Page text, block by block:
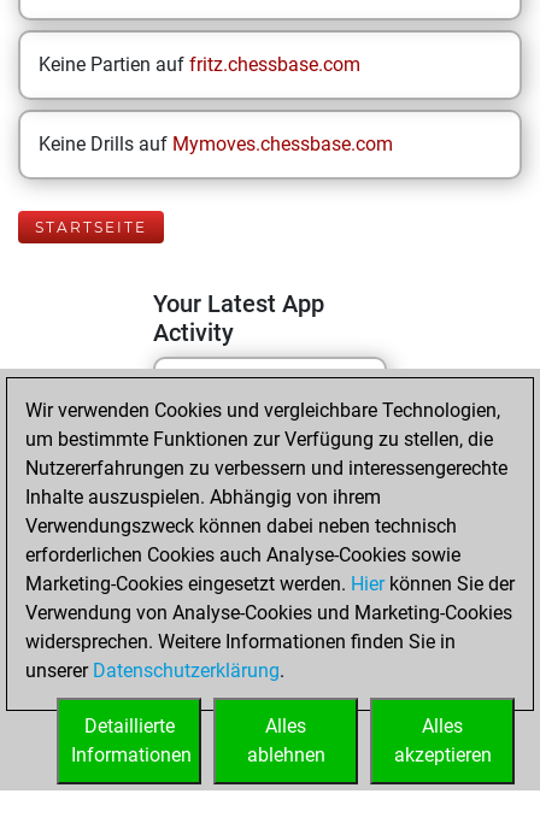
Keine Partien auf fritz.chessbase.com
Keine Drills auf Mymoves.chessbase.com
STARTSEITE
Your Latest App
Activity
Sonntag, April 19,
2026
You totalled 5
tactics positions
Tactics
You
solved 4 tactics
positions
You achieved
tactics positions
Wir verwenden Cookies und vergleichbare Technologien,
um bestimmte Funktionen zur Verfügung zu stellen, die
Nutzererfahrungen zu verbessern und interessengerechte
Inhalte auszuspielen. Abhängig von ihrem
Verwendungszweck können dabei neben technisch
erforderlichen Cookies auch Analyse-Cookies sowie
Marketing-Cookies eingesetzt werden. Hierkönnen Sie der
Verwendung von Analyse-Cookies und Marketing-Cookies
widersprechen. Weitere Informationen finden Sie in
unserer Datenschutzerklärung.
Alles
akzeptieren
Alles
ablehnen
Detaillierte
Informationen